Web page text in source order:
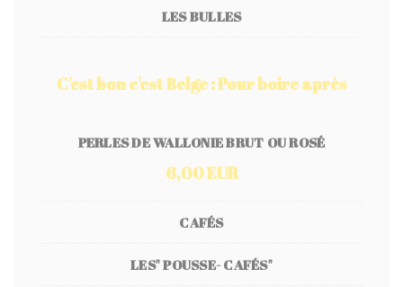
LES BULLES
C'est bon c'est Belge : Pour boire après
PERLES DE WALLONIE BRUT OU ROSÉ
6,00 EUR
CAFÉS
LES" POUSSE- CAFÉS"